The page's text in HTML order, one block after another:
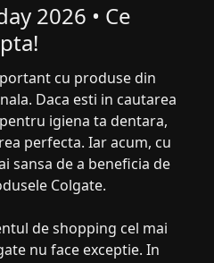
2026 • Ce
cu produse din
Daca esti in cautarea
igiena ta dentara,
perfecta. Iar acum, cu
sansa de a beneficia de
Colgate.
de shopping cel mai
nu face exceptie. In